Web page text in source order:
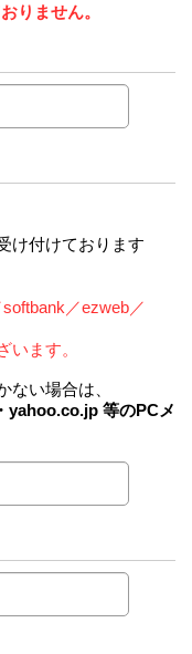
りません。
け付けております
／ezweb／
います。
ない場合は、
yahoo.co.jp 等のPCメ